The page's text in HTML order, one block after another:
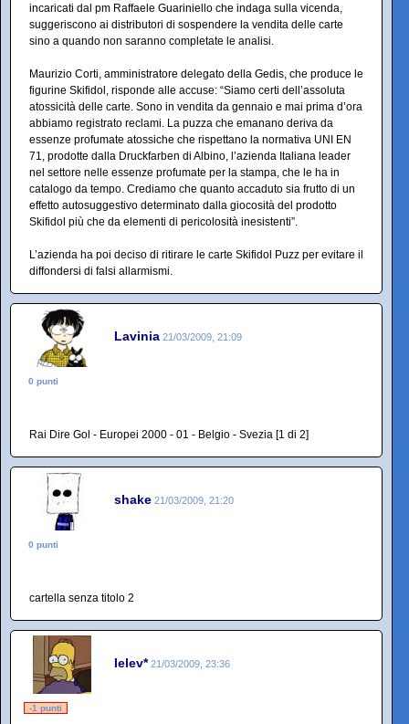
incaricati dal pm Raffaele Guariniello che indaga sulla vicenda,
suggeriscono ai distributori di sospendere la vendita delle carte
sino a quando non saranno completate le analisi.
Maurizio Corti, amministratore delegato della Gedis, che produce le
figurine Skifidol, risponde alle accuse: “Siamo certi dell’assoluta
atossicità delle carte. Sono in vendita da gennaio e mai prima d’ora
abbiamo registrato reclami. La puzza che emanano deriva da
essenze profumate atossiche che rispettano la normativa UNI EN
71, prodotte dalla Druckfarben di Albino, l’azienda Italiana leader
nel settore nelle essenze profumate per la stampa, che le ha in
catalogo da tempo. Crediamo che quanto accaduto sia frutto di un
effetto autosuggestivo determinato dalla giocosità del prodotto
Skifidol più che da elementi di pericolosità inesistenti”.
L’azienda ha poi deciso di ritirare le carte Skifidol Puzz per evitare il
diffondersi di falsi allarmismi.
Lavinia 21/03/2009, 21:09
0 punti
Rai Dire Gol - Europei 2000 - 01 - Belgio - Svezia [1 di 2]
shake 21/03/2009, 21:20
0 punti
cartella senza titolo 2
lelev* 21/03/2009, 23:36
-1 punti